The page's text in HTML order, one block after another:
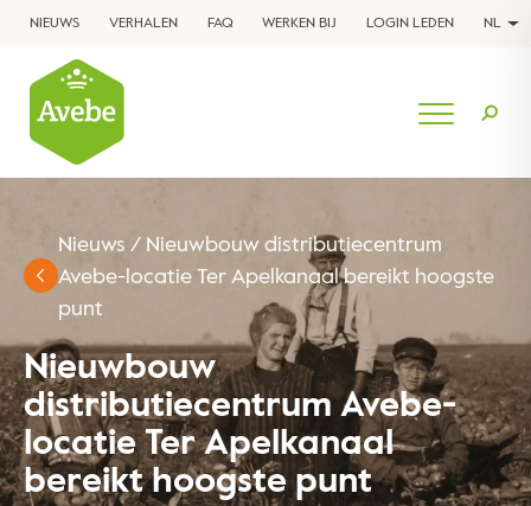
NIEUWS VERHALEN FAQ WERKEN BIJ LOGIN LEDEN NL
Nieuws / Nieuwbouw distributiecentrum
Avebe-locatie Ter Apelkanaal bereikt hoogste
punt
Nieuwbouw
distributiecentrum Avebe-
locatie Ter Apelkanaal
bereikt hoogste punt